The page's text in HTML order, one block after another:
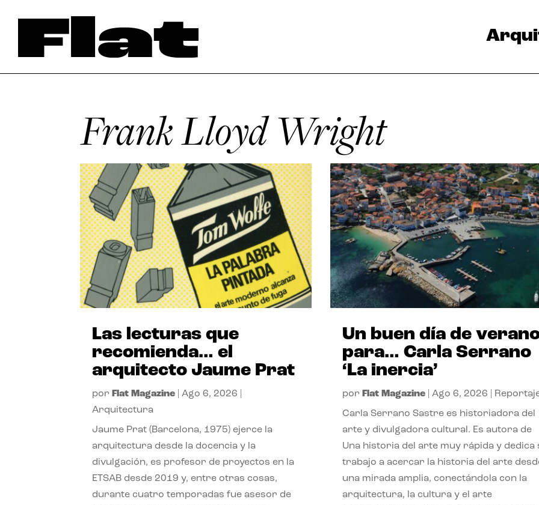
Frank Lloyd Wright
Las lecturas que
recomienda… el
arquitecto Jaume Prat
por Flat Magazine |Ago 6, 2026
Arquitectura
Jaume Prat (Barcelona, 1975) ejerce la
arquitectura desde la docencia y la
divulgación, es profesor de proyectos en la
ETSAB desde 2019 y, entre otras cosas,
durante cuatro temporadas fue asesor de
Un buen día de
para… Carla Serrano
‘La inercia’
por Flat Magazine| Ago 6, 2026
Carla Serrano Sastre es historiadora del
arte y divulgadora cultural. Es autora de
Una historia del arte muy rápida y dedica
trabajo a acercar la historia del arte
una mirada amplia, conectándola con la
arquitectura, la cultura y el arte